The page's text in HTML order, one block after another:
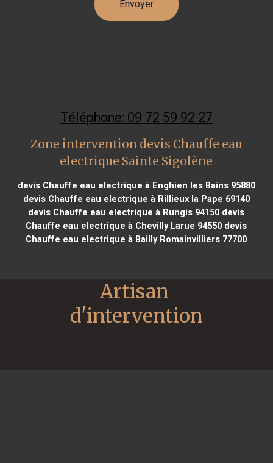
Téléphone: 09 72 59 92 27
Zone intervention devis Chauffe eau
electrique Sainte Sigolène
devis Chauffe eau electrique à Enghien les Bains 95880
devis Chauffe eau electrique à Rillieux la Pape 69140
devis Chauffe eau electrique à Rungis 94150 devis
Chauffe eau electrique à Chevilly Larue 94550 devis
Chauffe eau electrique à Bailly Romainvilliers 77700
Artisan
d'intervention